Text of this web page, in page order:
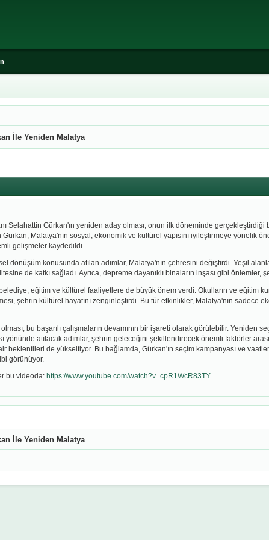
İle Yeniden Malatya
Selahattin Gürkan'ın yeniden aday olması, onun ilk döneminde gerçekleştirdiği
Gürkan, Malatya'nın sosyal, ekonomik ve kültürel yapısını iyileştirmeye yönelik
gelişmeler kaydedildi.
dönüşüm konusunda atılan adımlar, Malatya'nın çehresini değiştirdi. Yeşil
de katkı sağladı. Ayrıca, depreme dayanıklı binaların inşası gibi önlemler,
eğitim ve kültürel faaliyetlere de büyük önem verdi. Okulların ve eğitim
şehrin kültürel hayatını zenginleştirdi. Bu tür etkinlikler, Malatya'nın sadece
bu başarılı çalışmaların devamının bir işareti olarak görülebilir. Yeniden
yönünde atılacak adımlar, şehrin geleceğini şekillendirecek önemli faktörler
beklentileri de yükseltiyor. Bu bağlamda, Gürkan'ın seçim kampanyası ve
görünüyor.
bu videoda: https://www.youtube.com/watch?v=cpR1WcR83TY
İle Yeniden Malatya